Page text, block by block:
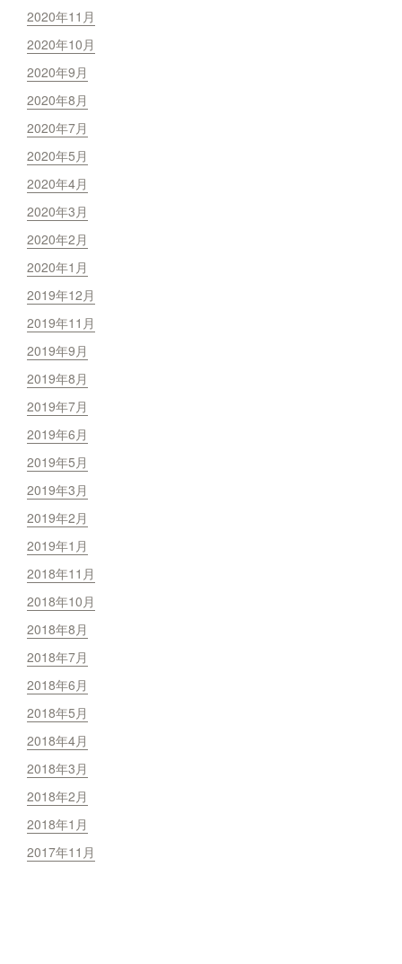
2020年11月
2020年10月
2020年9月
2020年8月
2020年7月
2020年5月
2020年4月
2020年3月
2020年2月
2020年1月
2019年12月
2019年11月
2019年9月
2019年8月
2019年7月
2019年6月
2019年5月
2019年3月
2019年2月
2019年1月
2018年11月
2018年10月
2018年8月
2018年7月
2018年6月
2018年5月
2018年4月
2018年3月
2018年2月
2018年1月
2017年11月